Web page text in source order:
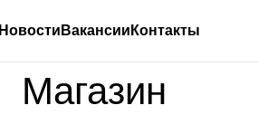
Новости Вакансии Контакты
Магазин